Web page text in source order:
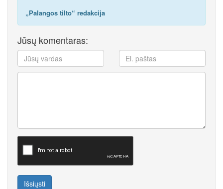
„Palangos tilto“ redakcija
Jūsų komentaras:
Išsiųsti